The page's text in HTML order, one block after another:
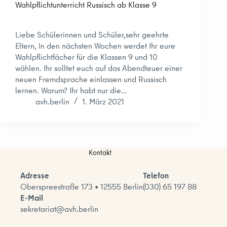
Wahlpflichtunterricht Russisch ab Klasse 9
Liebe Schülerinnen und Schüler,sehr geehrte
Eltern, In den nächsten Wochen werdet Ihr eure
Wahlpflichtfächer für die Klassen 9 und 10
wählen. Ihr solltet euch auf das Abendteuer einer
neuen Fremdsprache einlassen und Russisch
lernen. Warum? Ihr habt nur die…
avh.berlin
1. März 2021
Kontakt
Adresse
Oberspreestraße 173 • 12555 Berlin
Telefon
(030) 65 197 88
E-Mail
sekretariat@avh.berlin